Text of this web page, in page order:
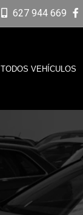
627 944 669
TODOS VEHÍCULOS